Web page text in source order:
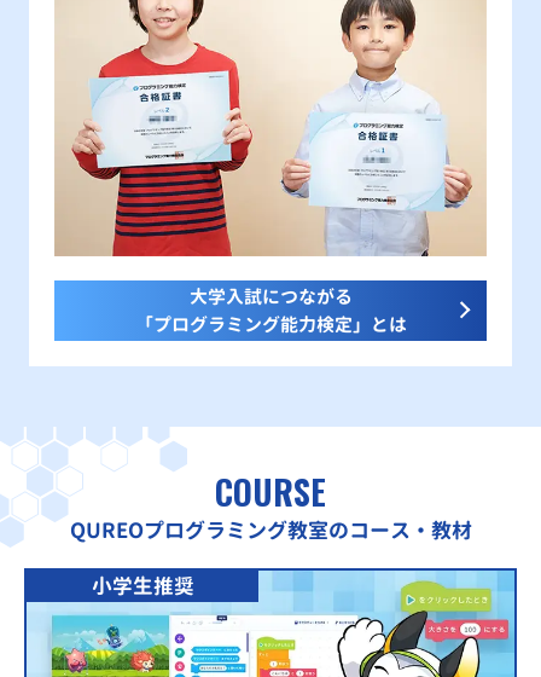
大学入試につながる
「プログラミング能力検定」とは
COURSE
QUREOプログラミング教室のコース・教材
小学生推奨